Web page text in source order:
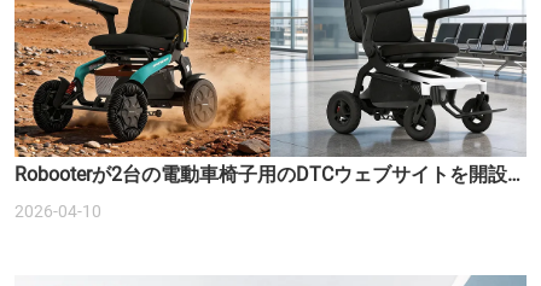
Robooterが2台の電動車椅子用のDTCウェブサイトを開設
しました。
2026-04-10